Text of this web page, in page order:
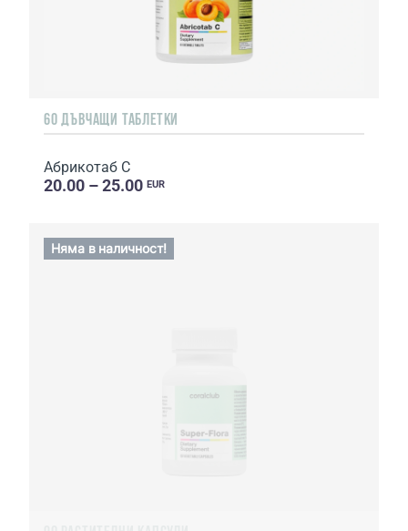
60 ДЪВЧАЩИ ТАБЛЕТКИ
Абрикотаб С
20.00 – 25.00 EUR
Няма в наличност!